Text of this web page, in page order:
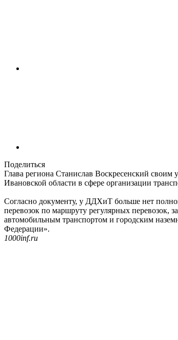
Поделиться
Глава региона Станислав Воскресенский своим
Ивановской области в сфере организации
Согласно документу, у ДДХиТ больше нет
перевозок по маршруту регулярных перевозок,
автомобильным транспортом и городским
Федерации».
1000inf.ru